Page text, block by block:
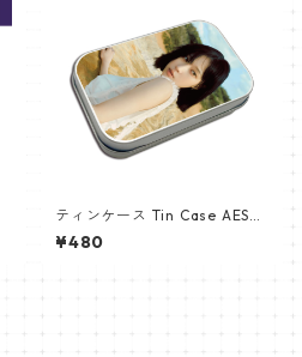
ティンケース Tin Case AESPA
ウィンター(WINTER-02)
¥480